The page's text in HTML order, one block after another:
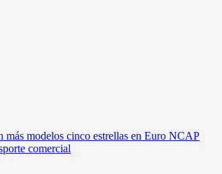
más modelos cinco estrellas en Euro NCAP
comercial